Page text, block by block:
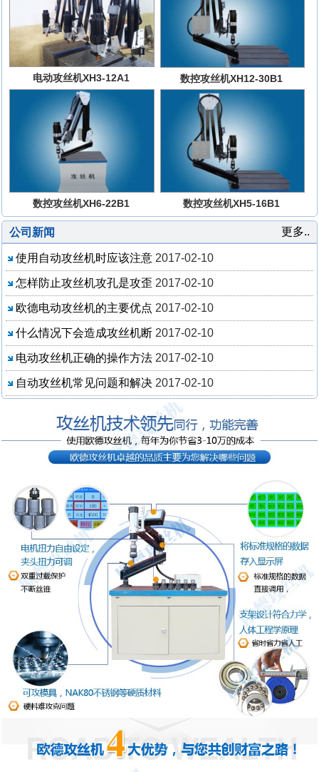
电动攻丝机XH3-12A1 数控攻丝机XH12-30B1
数控攻丝机XH6-22B1 数控攻丝机XH5-16B1
更多..
公司新闻
使用自动攻丝机时应该注意 2017-02-10
怎样防止攻丝机攻孔是攻歪 2017-02-10
欧德电动攻丝机的主要优点 2017-02-10
什么情况下会造成攻丝机断 2017-02-10
电动攻丝机正确的操作方法 2017-02-10
自动攻丝机常见问题和解决 2017-02-10